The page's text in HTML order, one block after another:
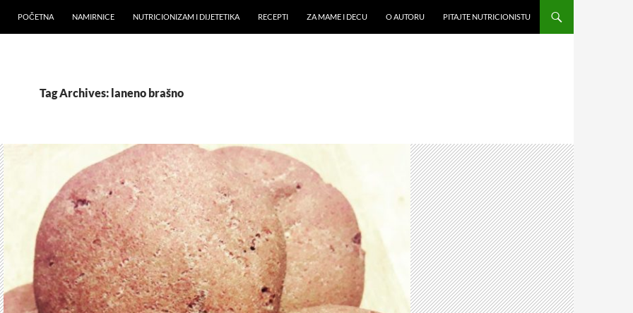
POČETNA NAMIRNICE NUTRICIONIZAM I DIJETETIKA RECEPTI ZA MAME I DECU O AUTORU PITAJTE NUTRICIONISTU
Tag Archives: laneno brašno